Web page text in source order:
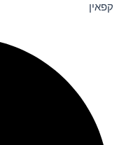
קפאין